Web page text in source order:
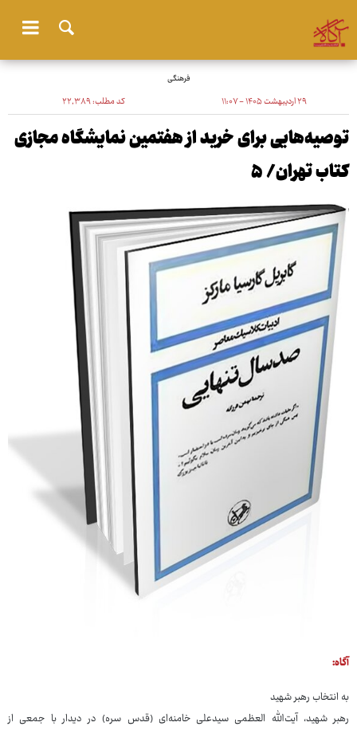
فرهنگی
۲۹ اردیبهشت ۱۴۰۵ - ۱۱:۰۷ کد مطلب:۲۲٬۳۸۹
توصیه‌هایی برای خرید از هفتمین نمایشگاه مجازی
کتاب تهران/ ۵
آگاه:
به انتخاب رهبر شهید
رهبر شهید، آیت‌الله العظمی سیدعلی خامنه‌ای (قدس سره) در دیدار با جمعی از